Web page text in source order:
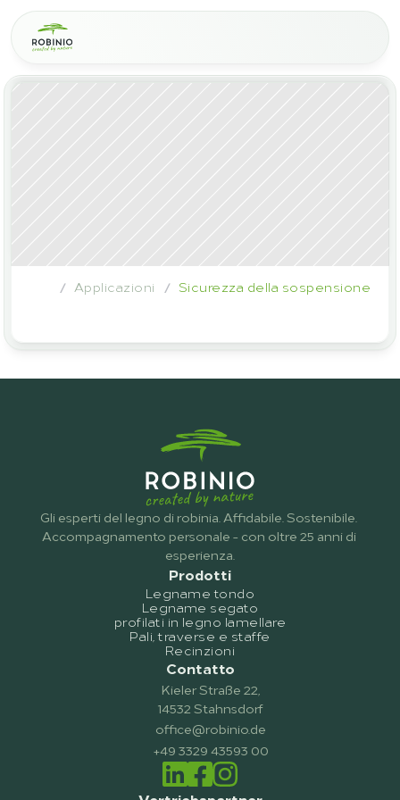
/ Applicazioni / Sicurezza della sospensione
Gli esperti del legno di robinia. Affidabile. Sostenibile.
Accompagnamento personale - con oltre 25 anni di
esperienza.
Contatto
Kieler Straße 22,
14532 Stahnsdorf
office@robinio.de
+49 3329 43593 00
Prodotti
Legname tondo
Legname segato
profilati in legno lamellare
Pali, traverse e staffe
Recinzioni